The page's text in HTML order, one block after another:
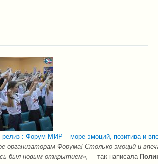
релиз : Форум МИР – море эмоций, позитива и
организаторам Форума! Столько эмоций и
был новым открытием», – так написала